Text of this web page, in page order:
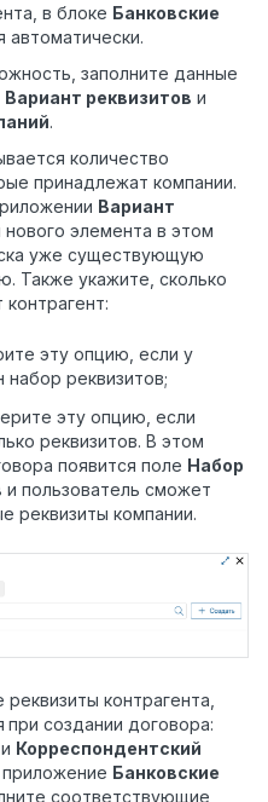
в блоке Банковские
автоматически.
заполните данные
Вариант реквизитов и
.
количество
принадлежат компании.
Вариант
элемента в этом
уже существующую
Также укажите, сколько
эту опцию, если у
набор реквизитов;
эту опцию, если
реквизитов. В этом
появится поле Набор
и пользователь сможет
реквизиты компании.
контрагента,
при создании договора:
и Корреспондентский
Банковские
соответствующие